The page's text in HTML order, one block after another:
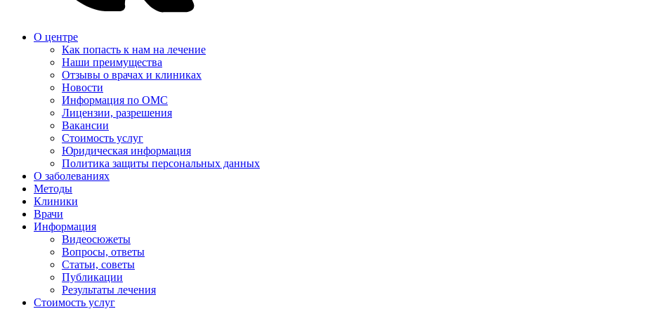
О центре
Как попасть к нам на лечение
Наши преимущества
Отзывы о врачах и клиниках
Новости
Информация по ОМС
Лицензии, разрешения
Вакансии
Стоимость услуг
Юридическая информация
Политика защиты персональных данных
О заболеваниях
Методы
Клиники
Врачи
Информация
Видеосюжеты
Вопросы, ответы
Статьи, советы
Публикации
Результаты лечения
Стоимость услуг